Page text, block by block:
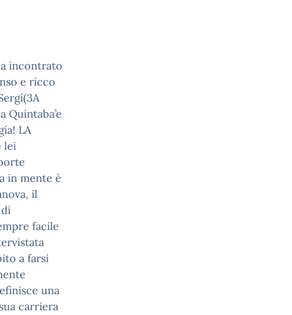
incontrato
e ricco
Quintaba’e
LA
lei
in mente è
il
facile
a farsi
una
carriera